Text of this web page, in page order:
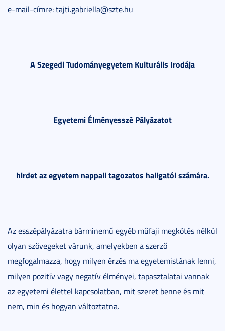
e-mail-címre: tajti.gabriella@szte.hu
A Szegedi Tudományegyetem Kulturális Irodája
Egyetemi Élményesszé Pályázatot
hirdet az egyetem nappali tagozatos hallgatói számára.
Az esszépályázatra bárminemű egyéb műfaji megkötés nélkül
olyan szövegeket várunk, amelyekben a szerző
megfogalmazza, hogy milyen érzés ma egyetemistának lenni,
milyen pozitív vagy negatív élményei, tapasztalatai vannak
az egyetemi élettel kapcsolatban, mit szeret benne és mit
nem, min és hogyan változtatna.